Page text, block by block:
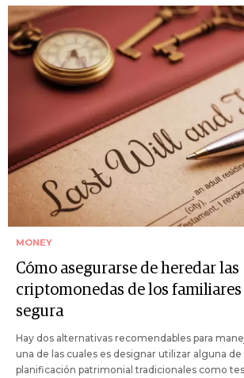
MONEY
Cómo asegurarse de heredar las
criptomonedas de los
segura
Hay dos alternativas recomendables para
una de las cuales es designar utilizar alguna
planificación patrimonial tradicionales como